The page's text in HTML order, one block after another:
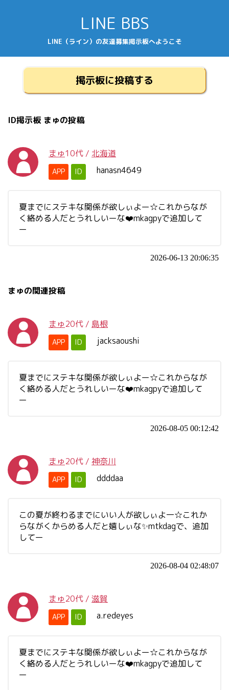
LINE BBS
LINE（ライン）の友達募集掲示板へようこそ
掲示板に投稿する
ID掲示板 まゅの投稿
まゅ10代 / 北海道
APP ID hanasn4649
夏までにステキな関係が欲しぃよー☆これからなが
く絡める人だとうれしいーな❤️mkagpyで追加して
ー
2026-06-13 20:06:35
まゅの関連投稿
まゅ20代 / 島根
APP ID jacksaoushi
夏までにステキな関係が欲しぃよー☆これからなが
く絡める人だとうれしいーな❤️mkagpyで追加して
ー
2026-08-05 00:12:42
まゅ20代 / 神奈川
APP ID ddddaa
この夏が終わるまでにいい人が欲しぃよ一☆これか
らながくからめる人だと嬉しぃな✨mtkdagで、追加
してー
2026-08-04 02:48:07
まゅ20代 / 滋賀
APP ID a.redeyes
夏までにステキな関係が欲しぃよー☆これからなが
く絡める人だとうれしいーな❤️mkagpyで追加して
ー